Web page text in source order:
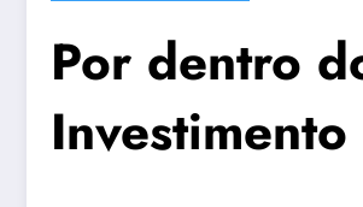
Por dentro